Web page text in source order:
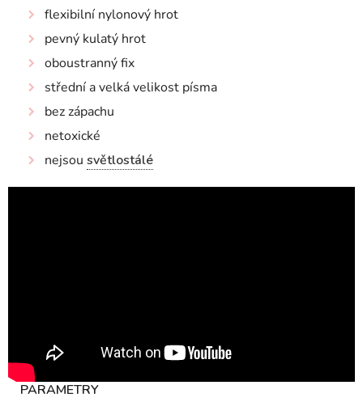
flexibilní nylonový hrot
pevný kulatý hrot
oboustranný fix
střední a velká velikost písma
bez zápachu
netoxické
nejsou světlostálé